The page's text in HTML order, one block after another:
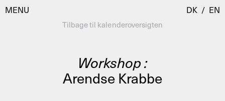
MENU
Besøg
DK / EN
Tilbage til kalenderoversigten
Workshop :
Arendse Krabbe